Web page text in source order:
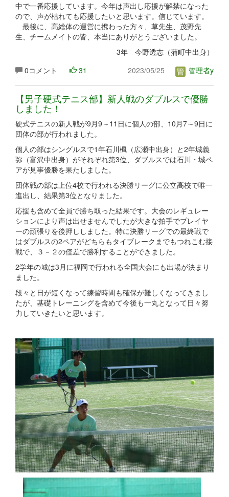
中で一番応援しています。今年は声出し応援が解禁になった
ので、声が枯れても応援したいと思います。信じています。
最後に、高総体の運営に携わった方々、草先生、茂野先
生、チームメイトの皆、本当にありがとうございました。
3年 今野透志（蒲町中出身）
0コメント
31 2023/05/25 管理者y
【男子硬式テニス部】新人戦のダブルスで優勝
しました！
硬式テニスの新人戦が9月9～11日に個人の部、10月7～9日に
団体の部が行われました。
個人の部はシングルスで1年石川楓（広瀬中出身）と2年城義
弥（富沢中出身）がそれぞれ第3位、ダブルスでは石川・城ペ
アが見事優勝を果たしました。
団体戦の部は上位4校で行われる決勝リーグに公立高校で唯一
進出し、結果第3位となりました。
応援も含めて全員で勝ち取った結果です。大会のレギュレー
ションにより声は出せませんでしたが大きな拍手でプレイヤ
ーの頑張りを後押ししました。特に決勝リーグでの最終戦で
はダブルスの2ペアがどちらもタイブレークまでもつれこむ接
戦で、３－２の僅差で勝利することができました。
2学年の城は3月に福岡で行われる全国大会にも出場が決まり
ました。
段々と日が短くなって練習時間も確保が難しくなってきまし
たが、基礎トレーニングを含めて今後も一丸となって日々努
力していきたいと思います。